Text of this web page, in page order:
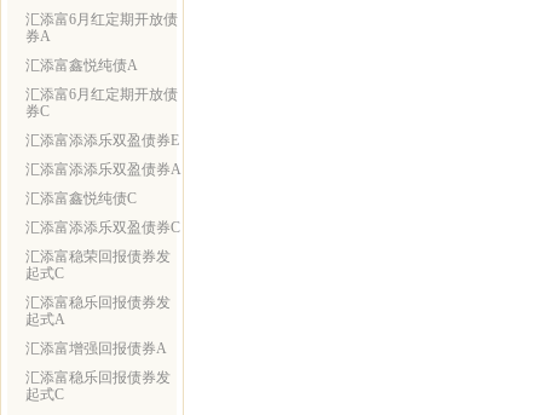
汇添富6月红定期开放债
券A
汇添富鑫悦纯债A
汇添富6月红定期开放债
券C
汇添富添添乐双盈债券E
汇添富添添乐双盈债券A
汇添富鑫悦纯债C
汇添富添添乐双盈债券C
汇添富稳荣回报债券发
起式C
汇添富稳乐回报债券发
起式A
汇添富增强回报债券A
汇添富稳乐回报债券发
起式C